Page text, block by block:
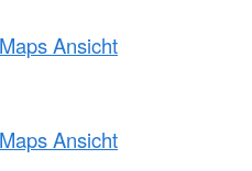
Ansicht
Ansicht